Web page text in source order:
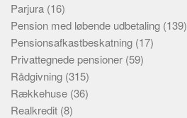
Parjura (16)
Pension med løbende udbetaling (139)
Pensionsafkastbeskatning (17)
Privattegnede pensioner (59)
Rådgivning (315)
Rækkehuse (36)
Realkredit (8)